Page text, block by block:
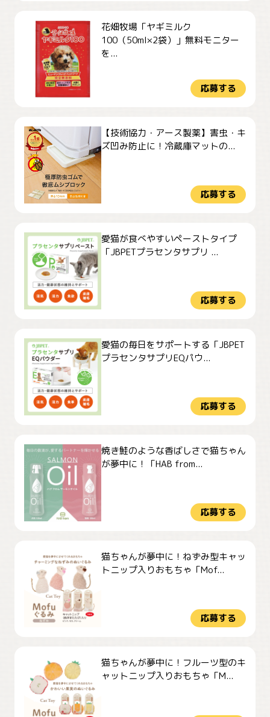
花畑牧場「ヤギミルク
100（50ml×2袋）」無料モニター
を...
応募する
【技術協力・アース製薬】害虫・キ
ズ凹み防止に！冷蔵庫マットの...
応募する
愛猫が食べやすいペーストタイプ
「JBPETプラセンタサプリ ...
応募する
愛猫の毎日をサポートする「JBPET
プラセンタサプリEQパウ...
応募する
焼き鮭のような香ばしさで猫ちゃん
が夢中に！「HAB from...
応募する
猫ちゃんが夢中に！ねずみ型キャッ
トニップ入りおもちゃ「Mof...
応募する
猫ちゃんが夢中に！フルーツ型のキ
ャットニップ入りおもちゃ「M...